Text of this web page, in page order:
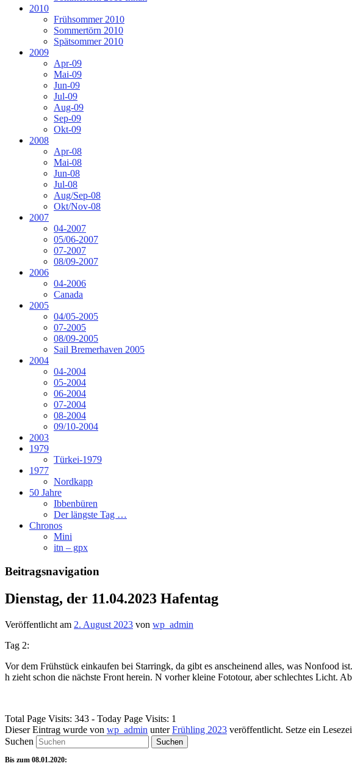
2010
Frühsommer 2010
Sommertörn 2010
Spätsommer 2010
2009
Apr-09
Mai-09
Jun-09
Jul-09
Aug-09
Sep-09
Okt-09
2008
Apr-08
Mai-08
Jun-08
Jul-08
Aug/Sep-08
Okt/Nov-08
2007
04-2007
05/06-2007
07-2007
08/09-2007
2006
04-2006
Canada
2005
04/05-2005
07-2005
08/09-2005
Sail Bremerhaven 2005
2004
04-2004
05-2004
06-2004
07-2004
08-2004
09/10-2004
2003
1979
Türkei-1979
1977
Nordkapp
50 Jahre
Ibbenbüren
Der längste Tag …
Chronos
Mini
itn – gpx
Beitragsnavigation
Dienstag, der 11.04.2023 Hafentag
Veröffentlicht am 2. August 2023 von wp_admin
Tag 2:
Vor dem Frühstück einkaufen bei Starringk, da gibt es anscheinend alles, was Nonfood
h zieht schon die nächste Front herein. N vorher kleine Fototour, aber schlechtes Licht.
Total Page Visits: 343 - Today Page Visits: 1
Dieser Eintrag wurde von wp_admin unterFrühling 2023 veröffentlicht. Setze ein
Suchen
Bis zum 08.01.2020: